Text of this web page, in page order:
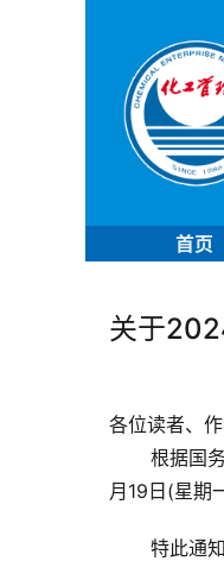
首页
关于
各位读者、作
月19日(星期
特此通